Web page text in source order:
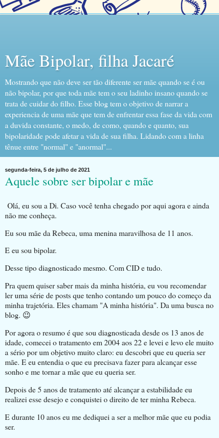
Mãe Bipolar, filha Jacaré
Mostrando que não deve ser tão diferente ser mãe quando se é ou
não bipolar, por que toda mãe tem o seu ladinho insano quando se
trata de cuidar do filho. Esse blog tem o objetivo de narrar a
experiencia de uma mãe que tem de enfrentar essa fase da vida com
a duvida constante, o medo, de como, quando e quanto, sua
bipolaridade pode afetar a vida de sua filha. Lidando com a linha
tênue entre "normal" e "anormal"...
segunda-feira, 5 de julho de 2021
Aquele sobre ser bipolar e mãe
Olá, eu sou a Di. Caso você tenha chegado por aqui agora e ainda
não me conheça.
Eu sou mãe da Rebeca, uma menina maravilhosa de 11 anos.
E eu sou bipolar.
Desse tipo diagnosticado mesmo. Com CID e tudo.
Pra quem quiser saber mais da minha história, eu vou recomendar
ler uma série de posts que tenho contando um pouco do começo da
minha trajetória. Eles chamam "A minha história". Da uma busca no
blog. 😉
Por agora o resumo é que sou diagnosticada desde os 13 anos de
idade, comecei o tratamento em 2004 aos 22 e levei e levo ele muito
a sério por um objetivo muito claro: eu descobri que eu queria ser
mãe. E eu entendia o que eu precisava fazer para alcançar esse
sonho e me tornar a mãe que eu queria ser.
Depois de 5 anos de tratamento até alcançar a estabilidade eu
realizei esse desejo e conquistei o direito de ter minha Rebeca.
E durante 10 anos eu me dediquei a ser a melhor mãe que eu podia
ser.